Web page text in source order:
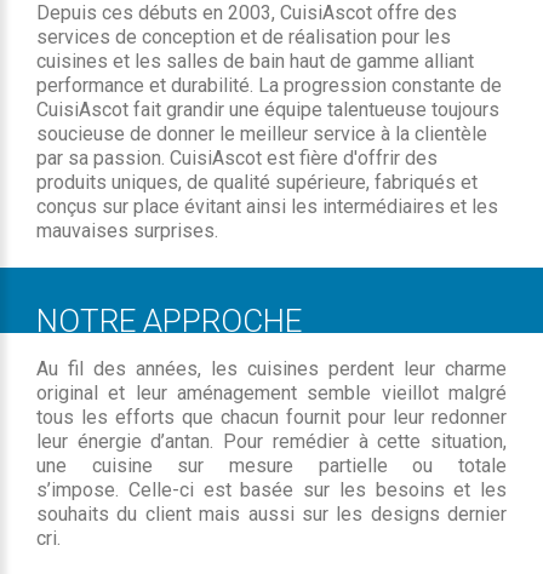
Depuis ces débuts en 2003, CuisiAscot offre des
services de conception et de réalisation pour les
cuisines et les salles de bain haut de gamme alliant
performance et durabilité. La progression constante de
CuisiAscot fait grandir une équipe talentueuse toujours
soucieuse de donner le meilleur service à la clientèle
par sa passion. CuisiAscot est fière d'offrir des
produits uniques, de qualité supérieure, fabriqués et
conçus sur place évitant ainsi les intermédiaires et les
mauvaises surprises.
NOTRE APPROCHE
Au fil des années, les cuisines perdent leur charme
original et leur aménagement semble vieillot malgré
tous les efforts que chacun fournit pour leur redonner
leur énergie d’antan. Pour remédier à cette situation,
une cuisine sur mesure partielle ou totale
s’impose. Celle-ci est basée sur les besoins et les
souhaits du client mais aussi sur les designs dernier
cri.